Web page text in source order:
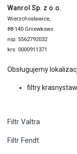
Wanrol Sp. z o.o.
Wierzchosławice,
88-140 Gniewkowo
nip: 5562792032
krs: 0000911371
Obsługujemy
filtry krasnystaw
Filtr Valtra
Filtr Fendt